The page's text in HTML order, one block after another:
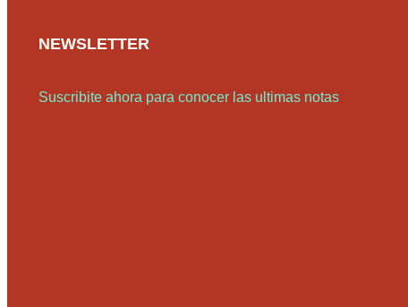
NEWSLETTER
Suscribite ahora para conocer las ultimas notas